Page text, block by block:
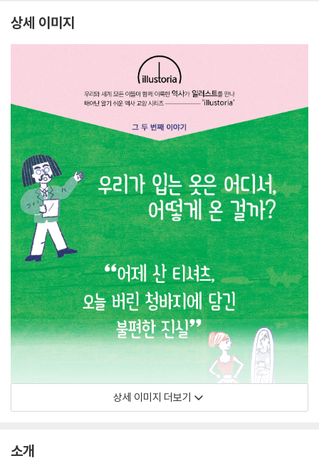
상세 이미지
상세 이미지 더보기
소개